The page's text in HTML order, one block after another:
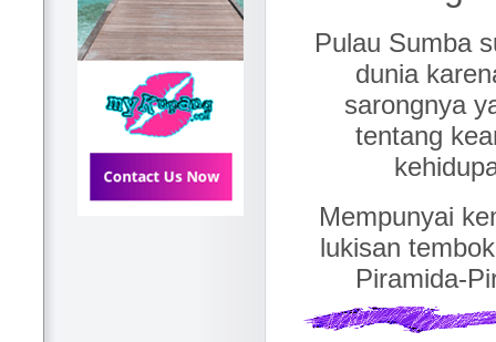
Pulau Sumba
dunia
sarongnya
tentang
Mempunyai
lukisan
Piramida-